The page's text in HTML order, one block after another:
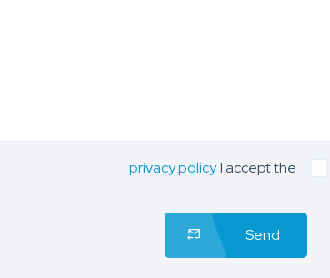
I accept the
privacy policy
Send